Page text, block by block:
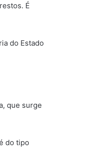
É
do Estado
que surge
do tipo